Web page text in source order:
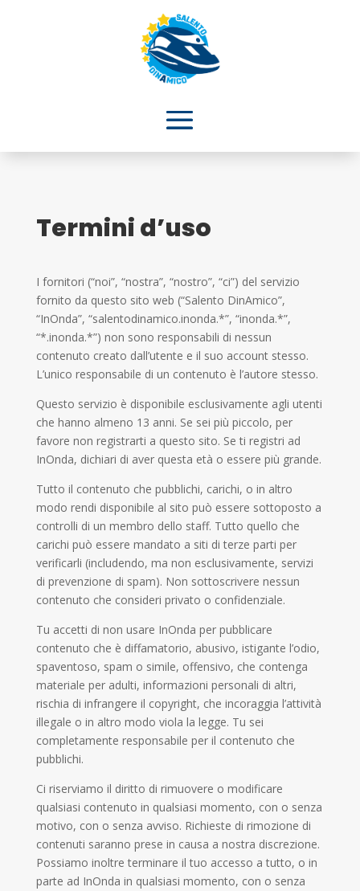
Termini d’uso
I fornitori (“noi”, “nostra”, “nostro”, “ci”) del servizio
fornito da questo sito web (“Salento DinAmico”,
“InOnda”, “salentodinamico.inonda.*”, “inonda.*”,
“*.inonda.*”) non sono responsabili di nessun
contenuto creato dall’utente e il suo account stesso.
L’unico responsabile di un contenuto è l’autore stesso.
Questo servizio è disponibile esclusivamente agli utenti
che hanno almeno 13 anni. Se sei più piccolo, per
favore non registrarti a questo sito. Se ti registri ad
InOnda, dichiari di aver questa età o essere più grande.
Tutto il contenuto che pubblichi, carichi, o in altro
modo rendi disponibile al sito può essere sottoposto a
controlli di un membro dello staff. Tutto quello che
carichi può essere mandato a siti di terze parti per
verificarli (includendo, ma non esclusivamente, servizi
di prevenzione di spam). Non sottoscrivere nessun
contenuto che consideri privato o confidenziale.
Tu accetti di non usare InOnda per pubblicare
contenuto che è diffamatorio, abusivo, istigante l’odio,
spaventoso, spam o simile, offensivo, che contenga
materiale per adulti, informazioni personali di altri,
rischia di infrangere il copyright, che incoraggia l’attività
illegale o in altro modo viola la legge. Tu sei
completamente responsabile per il contenuto che
pubblichi.
Ci riserviamo il diritto di rimuovere o modificare
qualsiasi contenuto in qualsiasi momento, con o senza
motivo, con o senza avviso. Richieste di rimozione di
contenuti saranno prese in causa a nostra discrezione.
Possiamo inoltre terminare il tuo accesso a tutto, o in
parte ad InOnda in qualsiasi momento, con o senza